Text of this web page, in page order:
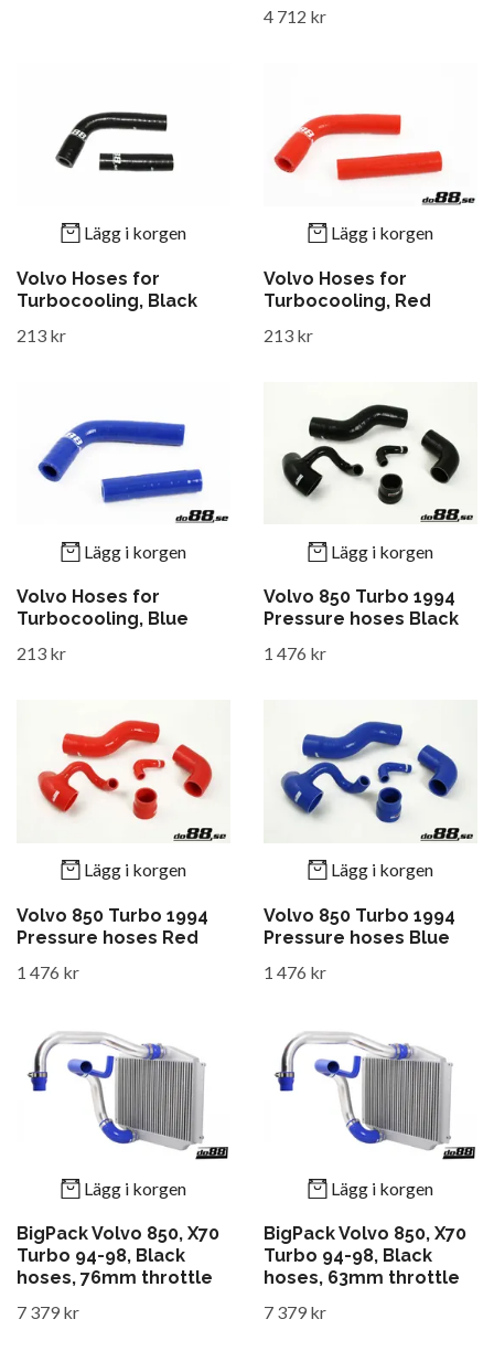
4 712 kr
Lägg i korgen
Volvo Hoses for
Turbocooling, Black
213 kr
Lägg i korgen
Volvo Hoses for
Turbocooling, Red
213 kr
Lägg i korgen
Volvo Hoses for
Turbocooling, Blue
213 kr
Lägg i korgen
Volvo 850 Turbo 1994
Pressure hoses Black
1 476 kr
Lägg i korgen
Volvo 850 Turbo 1994
Pressure hoses Red
1 476 kr
Lägg i korgen
Volvo 850 Turbo 1994
Pressure hoses Blue
1 476 kr
Lägg i korgen
BigPack Volvo 850, X70
Turbo 94-98, Black
hoses, 76mm throttle
7 379 kr
Lägg i korgen
BigPack Volvo 850, X70
Turbo 94-98, Black
hoses, 63mm throttle
7 379 kr